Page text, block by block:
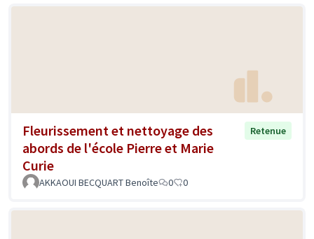
Fleurissement et nettoyage des
abords de l'école Pierre et Marie
Curie
Retenue
AKKAOUI BECQUART Benoîte 0 0